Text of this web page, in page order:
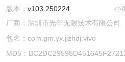
版本： v103.250224 小
厂商：深圳市光年无限技术有限公司
包名：com.gm.yx.jjzhdj.vivo
MD5：